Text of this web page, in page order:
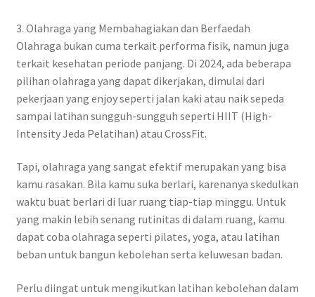
3. Olahraga yang Membahagiakan dan Berfaedah
Olahraga bukan cuma terkait performa fisik, namun juga
terkait kesehatan periode panjang. Di 2024, ada beberapa
pilihan olahraga yang dapat dikerjakan, dimulai dari
pekerjaan yang enjoy seperti jalan kaki atau naik sepeda
sampai latihan sungguh-sungguh seperti HIIT (High-
Intensity Jeda Pelatihan) atau CrossFit.
Tapi, olahraga yang sangat efektif merupakan yang bisa
kamu rasakan. Bila kamu suka berlari, karenanya skedulkan
waktu buat berlari di luar ruang tiap-tiap minggu. Untuk
yang makin lebih senang rutinitas di dalam ruang, kamu
dapat coba olahraga seperti pilates, yoga, atau latihan
beban untuk bangun kebolehan serta keluwesan badan.
Perlu diingat untuk mengikutkan latihan kebolehan dalam